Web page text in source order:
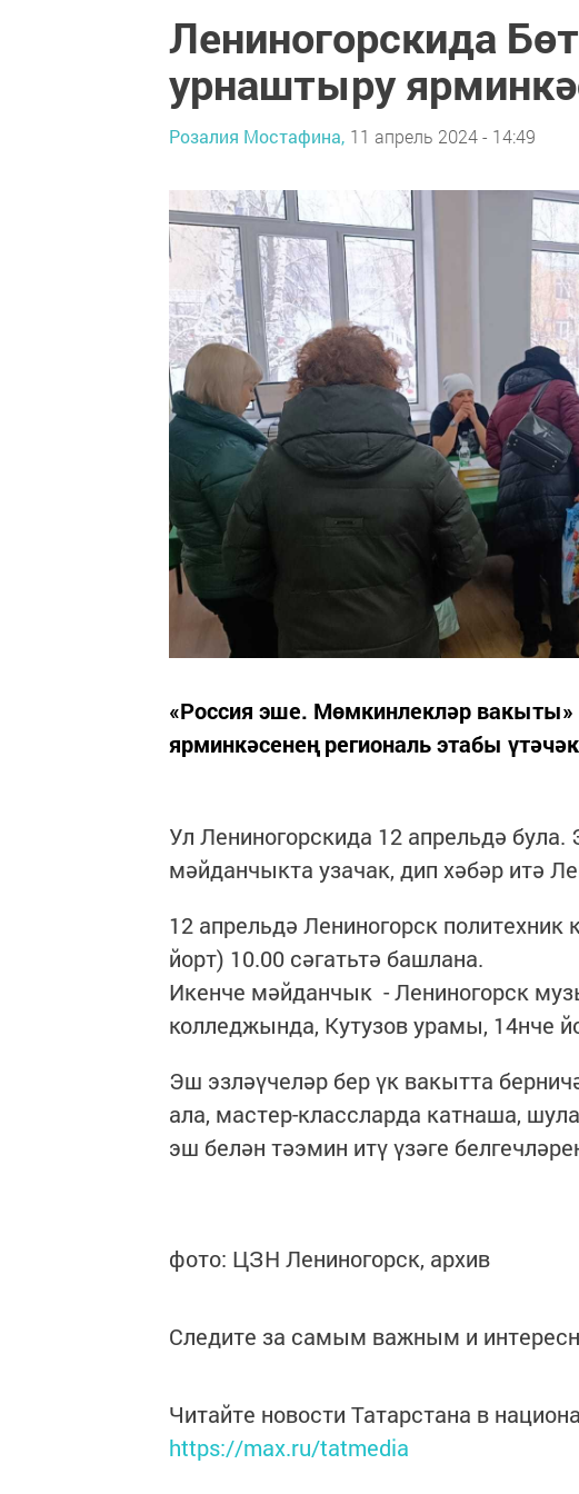
Лениногорскида
урнаштыру
Розалия Мостафина, 11 апрель 2024 - 14:49
«Россия эше. Мөмкинлекләр
ярминкәсенең региональ этабы
Ул Лениногорскида 12 апрельдә
мәйданчыкта узачак, дип хәбәр итә
12 апрельдә Лениногорск
йорт) 10.00 сәгатьтә башлана.
Икенче мәйданчык - Лениногорск
колледжында, Кутузов урамы, 14нче
Эш эзләүчеләр бер үк вакытта
ала, мастер-классларда катнаша,
эш белән тәэмин итү үзәге
фото: ЦЗН Лениногорск, архив
Следите за самым важным и
Читайте новости Татарстана в
https://max.ru/tatmedia